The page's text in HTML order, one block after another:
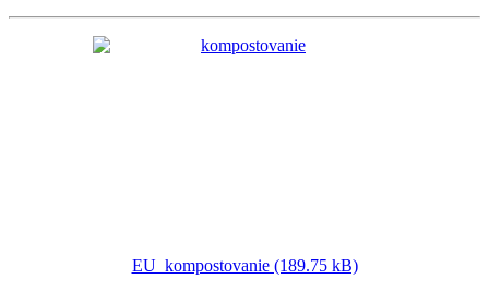
EU_kompostovanie (189.75 kB)